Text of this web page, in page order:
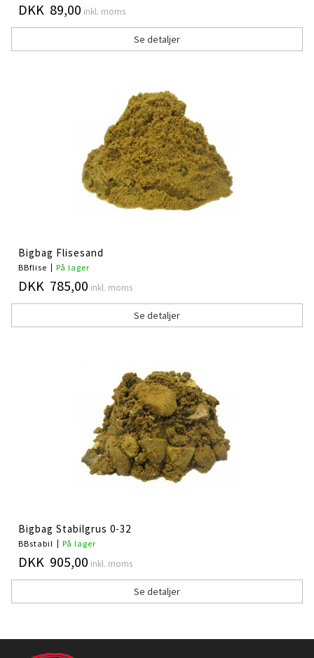
DKK 89,00 inkl. moms
Se detaljer
Bigbag Flisesand
BBflise På lager
DKK 785,00 inkl. moms
Se detaljer
Bigbag Stabilgrus 0-32
BBstabil På lager
DKK 905,00 inkl. moms
Se detaljer